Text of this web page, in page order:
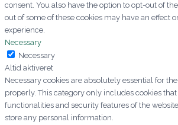
consent. You also have the option to opt-out of
out of some of these cookies may have an effect
experience.
Necessary
Necessary
Altid aktiveret
Necessary cookies are absolutely essential for
properly. This category only includes cookies
functionalities and security features of the
store any personal information.